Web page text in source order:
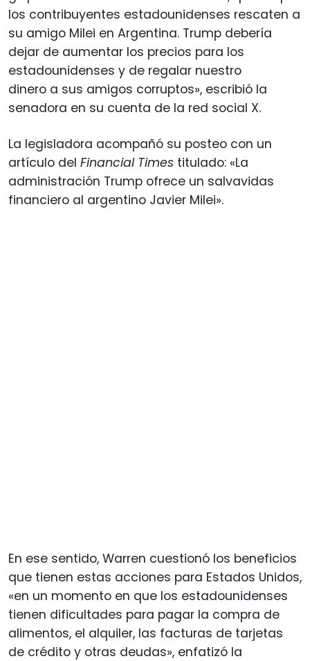
los contribuyentes estadounidenses rescaten a
su amigo Milei en Argentina. Trump debería
dejar de aumentar los precios para los
estadounidenses y de regalar nuestro
dinero a sus amigos corruptos», escribió la
senadora en su cuenta de la red social X.
La legisladora acompañó su posteo con un
artículo del Financial Times titulado: «La
administración Trump ofrece un salvavidas
financiero al argentino Javier Milei».
En ese sentido, Warren cuestionó los beneficios
que tienen estas acciones para Estados Unidos,
«en un momento en que los estadounidenses
tienen dificultades para pagar la compra de
alimentos, el alquiler, las facturas de tarjetas
de crédito y otras deudas», enfatizó la